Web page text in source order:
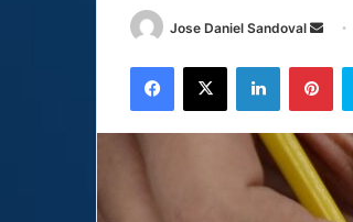
Jose Daniel Sandoval
Send
Facebook
X LinkedIn